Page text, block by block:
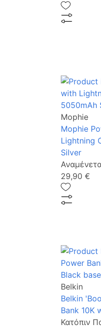
Mophie
Mophie
Lightning
Silver
29,90 €
Belkin
Belkin
Bank 10K
Κατόπιν